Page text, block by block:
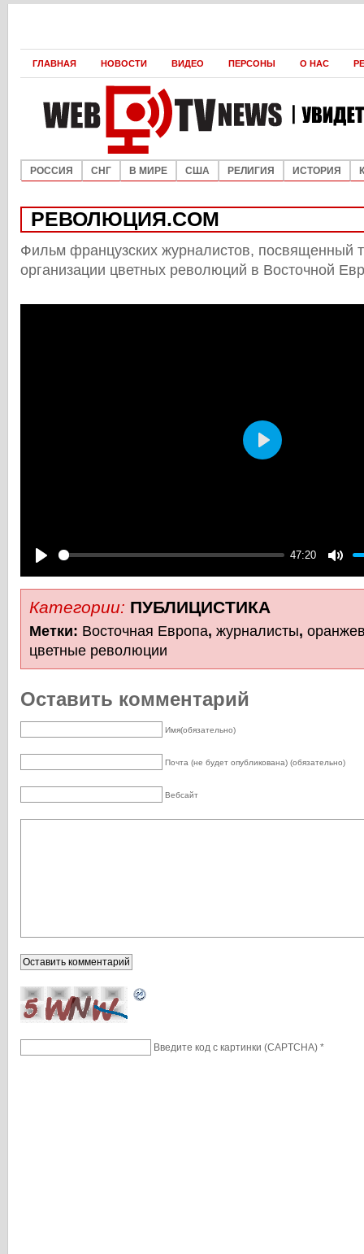
ГЛАВНАЯ НОВОСТИ ВИДЕО ПЕРСОНЫ О НАС
РОССИЯ СНГ В МИРЕ США РЕЛИГИЯ ИСТОРИЯ
РЕВОЛЮЦИЯ.COM
Фильм французских журналистов, посвященный
организации цветных революций в Восточной
47:20
Play
Категории: ПУБЛИЦИCТИКА
Метки: Восточная Европа, журналисты,
цветные революции
Оставить комментарий
Имя(обязательно)
Почта (не будет опубликована) (обязательно)
Вебсайт
Введите код с картинки (CAPTCHA) *